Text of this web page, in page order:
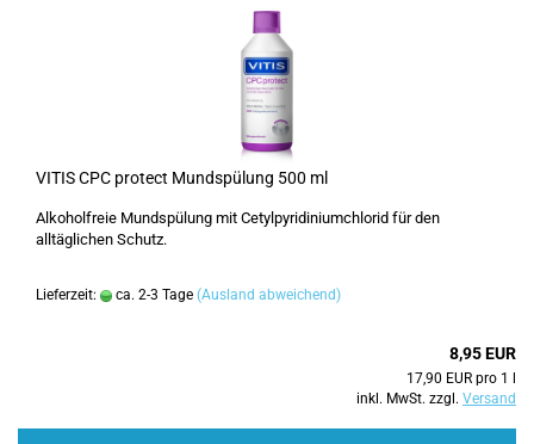
VITIS CPC protect Mundspülung 500 ml
Alkoholfreie Mundspülung mit Cetylpyridiniumchlorid für den
alltäglichen Schutz.
Lieferzeit: ca. 2-3 Tage (Ausland abweichend)
8,95 EUR
17,90 EUR pro 1 l
inkl. MwSt. zzgl. Versand